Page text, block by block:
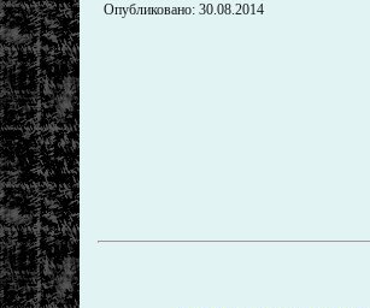
Опубликовано: 30.08.2014